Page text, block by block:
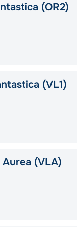
(OR2)
(VL1)
(VLA)